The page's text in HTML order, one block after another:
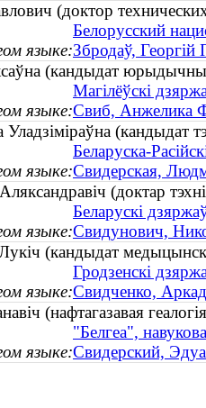
(доктор
Белорусский
языке:Збродаў,
(кандыдат
Магілёўскі
языке:Свиб, Анжелика
Уладзіміраўна
Беларуска-
языке:Свидерская,
(доктар
Беларускі
языке:Свидунович,
(кандыдат
Гродзенскі
языке:Свидченко,
(нафтагазавая
"Белгеа",
языке:Свидерский,